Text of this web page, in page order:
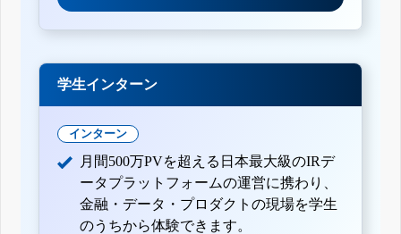
学生インターン
インターン
月間500万PVを超える日本最大級のIRデ
ータプラットフォームの運営に携わり、
金融・データ・プロダクトの現場を学生
のうちから体験できます。